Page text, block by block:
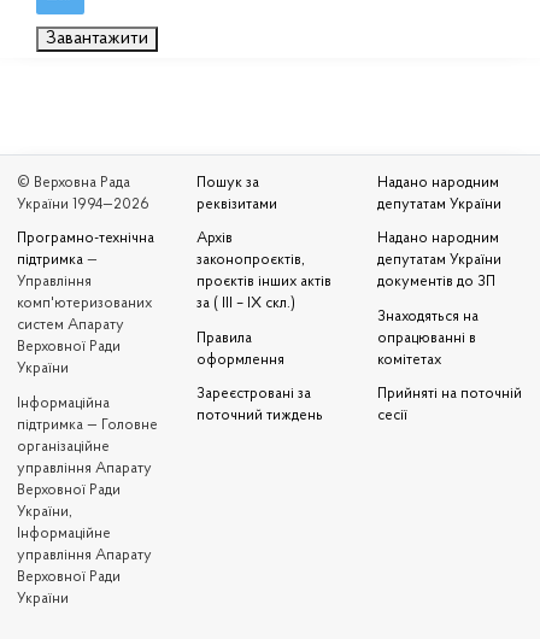
Завантажити
© Верховна Рада
України 1994—2026
Програмно-технічна
підтримка —
Управління
комп'ютеризованих
систем Апарату
Верховної Ради
України
Iнформаційна
підтримка — Головне
організаційне
управління Апарату
Верховної Ради
України,
Інформаційне
управління Апарату
Верховної Ради
України
Пошук за
реквізитами
Архів
законопроєктів,
проєктів інших актів
за ( III – IX скл.)
Правила
оформлення
Зареєстровані за
поточний тиждень
Надано народним
депутатам України
Надано народним
депутатам України
документів до ЗП
Знаходяться на
опрацюванні в
комітетах
Прийняті на поточній
сесії